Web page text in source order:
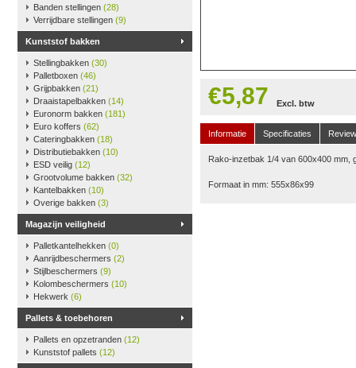
Banden stellingen (28)
Verrijdbare stellingen (9)
Kunststof bakken
Stellingbakken (30)
Palletboxen (46)
Grijpbakken (21)
Draaistapelbakken (14)
Euronorm bakken (181)
Euro koffers (62)
Cateringbakken (18)
Distributiebakken (10)
ESD veilig (12)
Grootvolume bakken (32)
Kantelbakken (10)
Overige bakken (3)
Magazijn veiligheid
Palletkantelhekken (0)
Aanrijdbeschermers (2)
Stijlbeschermers (9)
Kolombeschermers (10)
Hekwerk (6)
Pallets & toebehoren
Pallets en opzetranden (12)
Kunststof pallets (12)
€5,87 Excl. btw
Informatie Specificaties
Rako-inzetbak 1/4 van 600x400 mm,
Formaat in mm: 555x86x99